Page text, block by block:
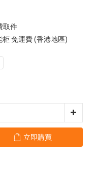
取件
免運費 (香港地區)
立即購買